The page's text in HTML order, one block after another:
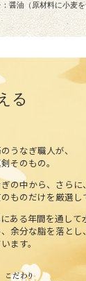
：醤油（原材料に小麦
る
うなぎ職人が、
そのもの。
の中から、さらに
ものだけを厳選し
ある年間を通して
余分な脂を落とし
ます。